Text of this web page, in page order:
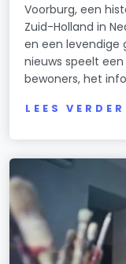
Voorburg, een
Zuid-Holland in
en een levendige
nieuws speelt
bewoners, het
LEES VERDER